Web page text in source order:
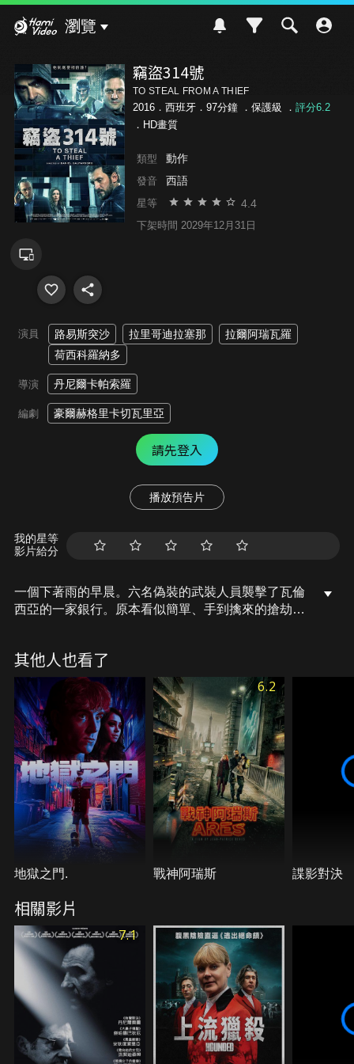
瀏覽
竊盜314號
TO STEAL FROM A THIEF
2016．西班牙．97分鐘 ． 保護級 ． 評分6.2
．HD畫質
類型 動作
發音 西語
星等 4.4
下架時間 2029年12月31日
演員 路易斯突沙 拉里哥迪拉塞那
拉爾阿瑞瓦羅
荷西科羅納多
導演 丹尼爾卡帕索羅
編劇 豪爾赫格里卡切瓦里亞
請先登入
播放預告片
我的星等
影片給分
一個下著雨的早晨。六名偽裝的武裝人員襲擊了瓦倫
西亞的一家銀行。原本看似簡單、手到擒來的搶劫，
和對峙。但他們究竟在尋找什麼？
其他人也看了
地獄之門.
6.2
戰神阿瑞斯 諜影對決
相關影片
7.1